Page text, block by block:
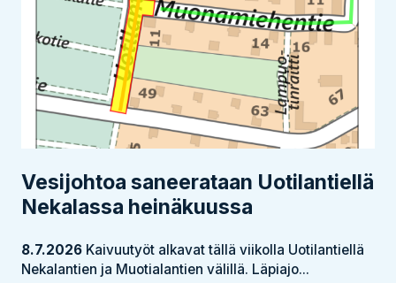
Vesijohtoa saneerataan Uotilantiellä
Nekalassa heinäkuussa
8.7.2026 Kaivuutyöt alkavat tällä viikolla Uotilantiellä
Nekalantien ja Muotialantien välillä. Läpiajo...